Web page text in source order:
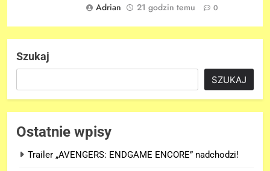
Adrian
21 godzin temu 0
Szukaj
SZUKAJ
Ostatnie wpisy
Trailer „AVENGERS: ENDGAME ENCORE” nadchodzi!